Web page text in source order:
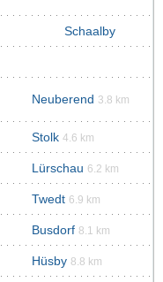
Schaalby
Neuberend 3.8 km
Stolk 4.6 km
Lürschau 6.2 km
Twedt 6.9 km
Busdorf 8.1 km
Hüsby 8.8 km